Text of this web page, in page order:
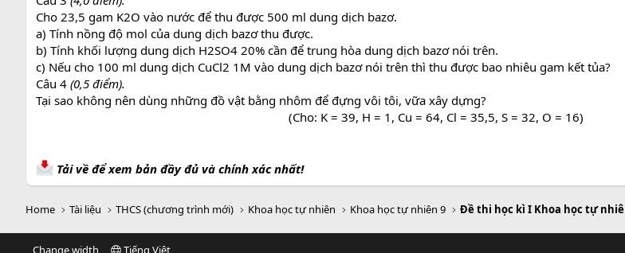
Cho 23,5 gam K2O vào nước để thu được 500 ml dung dịch bazơ.
a) Tính nồng độ mol của dung dịch bazơ thu được.
b) Tính khối lượng dung dịch H2SO4 20% cần để trung hòa dung dịch bazơ nói trên.
c) Nếu cho 100 ml dung dịch CuCl2 1M vào dung dịch bazơ nói trên thì thu được bao nhiêu gam kết tủa?
Câu 4 (0,5 điểm).
Tại sao không nên dùng những đồ vật bằng nhôm để đựng vôi tôi, vữa xây dựng?
(Cho: K = 39, H = 1, Cu = 64, Cl = 35,5, S = 32, O = 16)
Tải về để xem bản đầy đủ và chính xác nhất!
Home Tài liệu THCS (chương trình mới) Khoa học tự nhiên Khoa học tự nhiên 9 Đề thi học kì I Khoa học tự
Change width Tiếng Việt